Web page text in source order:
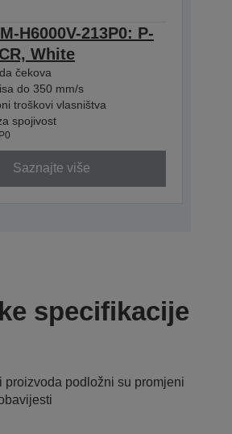
H6000V-213P0: P-
White
čekova
do 350 mm/s
troškovi vlasništva
spojivost
Saznajte više
specifikacije
proizvoda podložni su promjeni